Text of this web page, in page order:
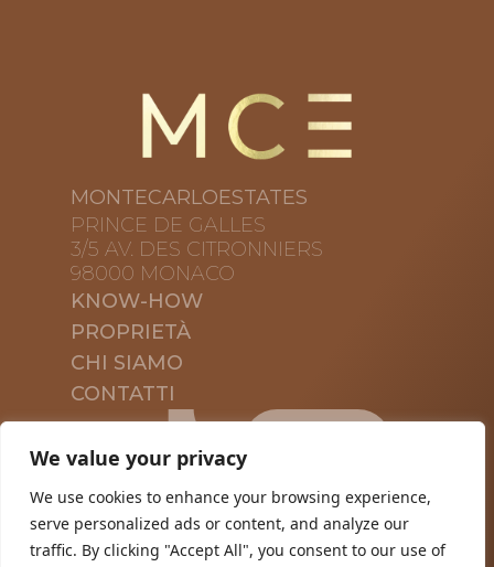
We value your privacy
We use cookies to enhance your browsing experience,
serve personalized ads or content, and analyze our
traffic. By clicking "Accept All", you consent to our use of
MONTECARLOESTATES
PRINCE DE GALLES
3/5 AV. DES CITRONNIERS
98000 MONACO
KNOW-HOW
PROPRIETÀ
CHI SIAMO
CONTATTI